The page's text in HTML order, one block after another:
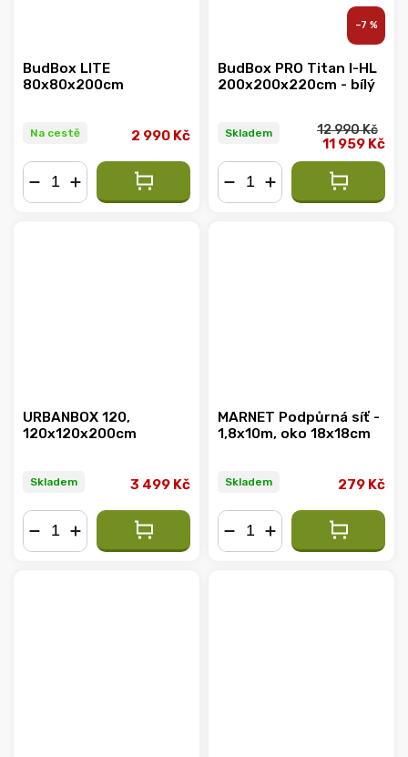
BudBox LITE
80x80x200cm
Na cestě 2 990 Kč
–7 %
BudBox PRO Titan I-HL
200x200x220cm - bílý
Skladem 12 990 Kč
11 959 Kč
URBANBOX 120,
120x120x200cm
Skladem 3 499 Kč
MARNET Podpůrná síť -
1,8x10m, oko 18x18cm
Skladem 279 Kč